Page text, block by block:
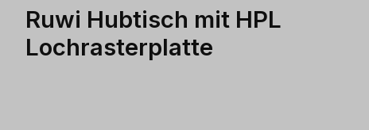
Ruwi Hubtisch mit HPL
Lochrasterplatte